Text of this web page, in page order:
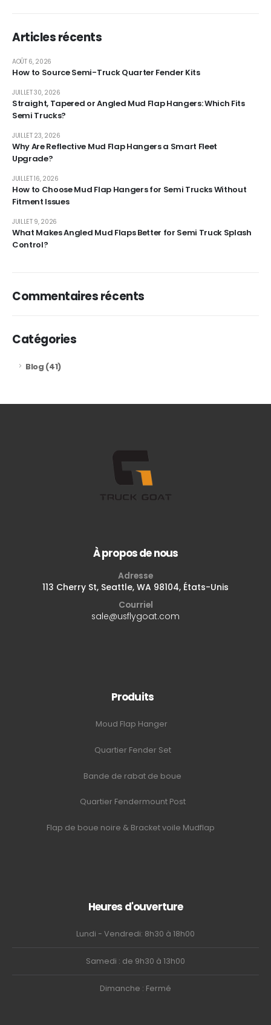
Articles récents
How to Source Semi-Truck Quarter Fender Kits
AOÛT 6, 2026
Straight, Tapered or Angled Mud Flap Hangers: Which Fits
Semi Trucks?
JUILLET 30, 2026
Why Are Reflective Mud Flap Hangers a Smart Fleet
Upgrade?
JUILLET 23, 2026
How to Choose Mud Flap Hangers for Semi Trucks Without
Fitment Issues
JUILLET 16, 2026
What Makes Angled Mud Flaps Better for Semi Truck Splash
Control?
JUILLET 9, 2026
Commentaires récents
Catégories
Blog (41)
À propos de nous
Adresse
113 Cherry St, Seattle, WA 98104, États-Unis
Courriel
sale@usflygoat.com
Produits
Moud Flap Hanger
Quartier Fender Set
Bande de rabat de boue
Quartier Fendermount Post
Flap de boue noire & Bracket voile Mudflap
Heures d'ouverture
Lundi - Vendredi: 8h30 à 18h00
Samedi : de 9h30 à 13h00
Dimanche : Fermé